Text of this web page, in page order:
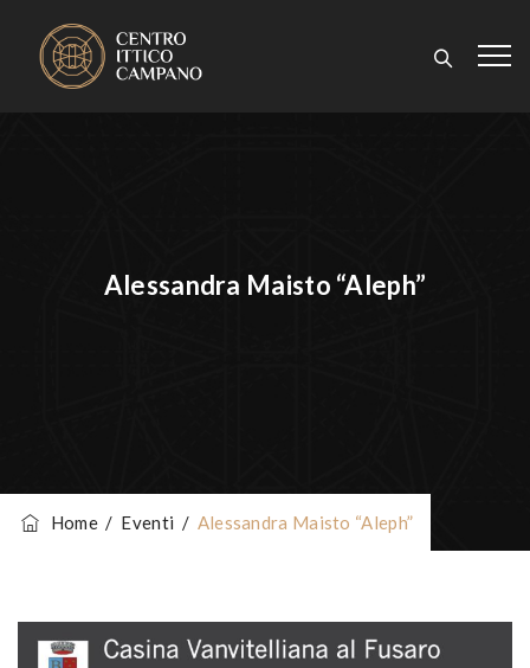
Alessandra Maisto “Aleph”
Home/ Eventi / Alessandra Maisto “Aleph”